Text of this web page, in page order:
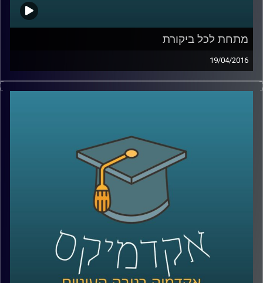
מתחת לכל ביקורת
19/04/2016
אוהבים ביקורת? ביקורתיים כלפי עצמכם או
פרופסור תמר שגיא חוקרת יחסים בין קבוצות,
והפעם מתמקדת בשאלת השפעתה של ביקורת
על הקבוצה המבקרת, על הקבוצה המבוקרת
ועל קבוצות חיצוניות לסכסוך .
AudioVersity